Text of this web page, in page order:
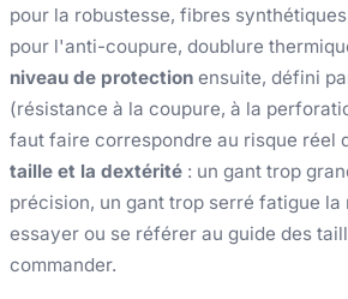
pour la robustesse, fibres
pour l'anti-coupure, doublure
niveau de protection ensuite, défini
(résistance à la coupure, à la
faut faire correspondre au risque réel
taille et la dextérité : un gant trop
précision, un gant trop serré fatigue la
essayer ou se référer au guide des
commander.